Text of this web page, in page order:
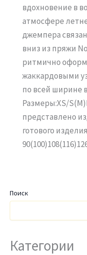
вдохновение в
атмосфере
джемпера
вниз из пряжи
ритмично
жаккардовыми
по всей ширине
Размеры:XS/
представлено
готового
Поиск
Категории